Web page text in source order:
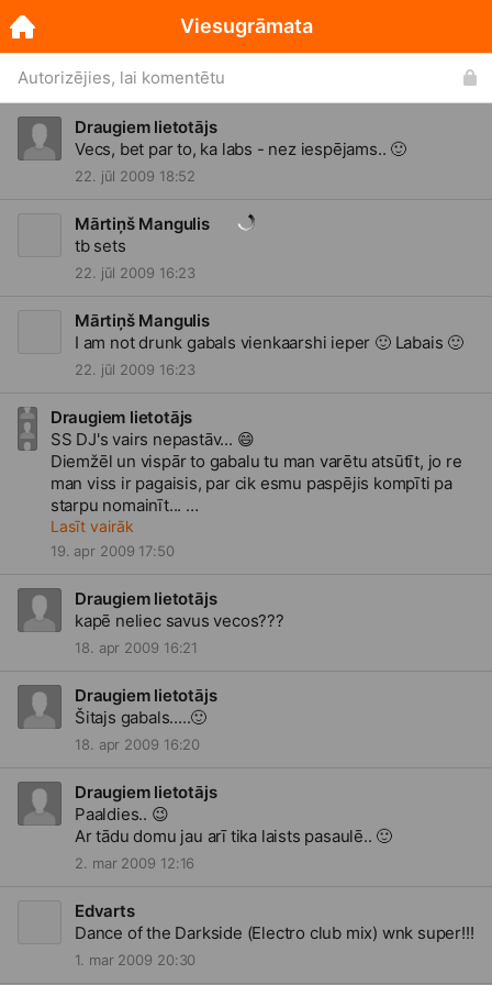
Autorizējies, lai komentētu
Draugiem lietotājs
Vecs, bet par to, ka labs - nez iespējams.. 🙂
22. jūl 2009 18:52
Mārtiņš Mangulis
tb sets
22. jūl 2009 16:23
Mārtiņš Mangulis
I am not drunk gabals vienkaarshi ieper 🙂Labais 🙂
22. jūl 2009 16:23
Draugiem lietotājs
SS DJ's vairs nepastāv... 😄
Diemžēl un vispār to gabalu tu man varētu atsūtīt, jo re
man viss ir pagaisis, par cik esmu paspējis kompīti pa
starpu nomainīt...
Gribās dzirdēt savus bērnības garadarbus..
Lasīt vairāk
19. apr 2009 17:50
Draugiem lietotājs
kapē neliec savus vecos???
18. apr 2009 16:21
Draugiem lietotājs
Šitajs gabals.....🙂
18. apr 2009 16:20
Draugiem lietotājs
Paaldies.. 😉
Ar tādu domu jau arī tika laists pasaulē.. 🙂
2. mar 2009 12:16
Edvarts
Dance of the Darkside (Electro club mix) wnk super!!!
1. mar 2009 20:30
Viesugrāmata